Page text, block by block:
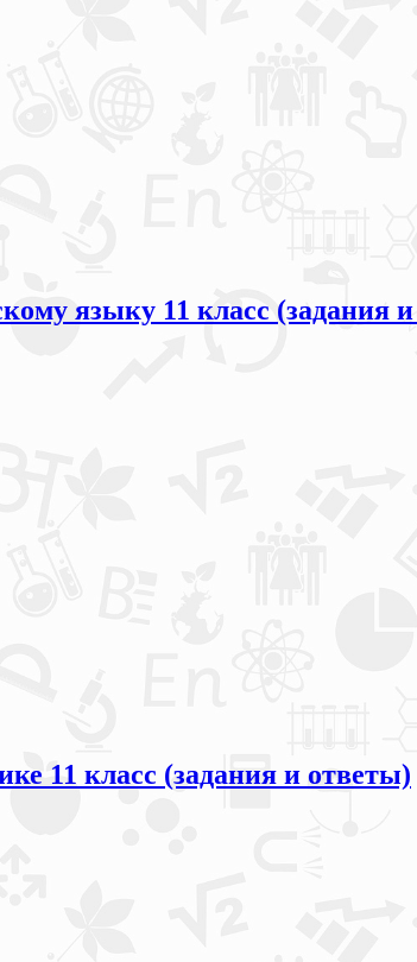
языку 11 класс (задания
11 класс (задания и ответы)